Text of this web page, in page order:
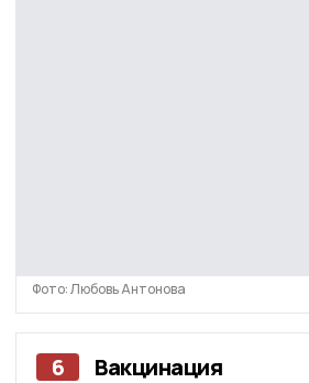
Фото: Любовь Антонова
6 Вакцинация